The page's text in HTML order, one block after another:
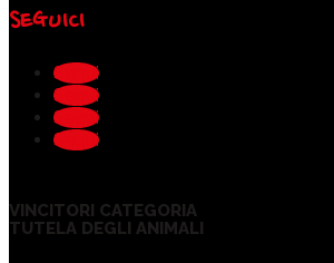
SEGUICI
Segui
Segui
Segui
Segui
VINCITORI CATEGORIA
TUTELA DEGLI ANIMALI